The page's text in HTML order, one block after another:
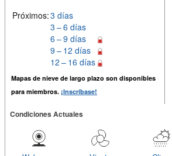
Próximos:3 días
3 – 6 días
6 – 9 días
9 – 12 días
12 – 16 días
Mapas de nieve de largo plazo son disponibles
para miembros. ¡Inscríbase!
Condiciones Actuales